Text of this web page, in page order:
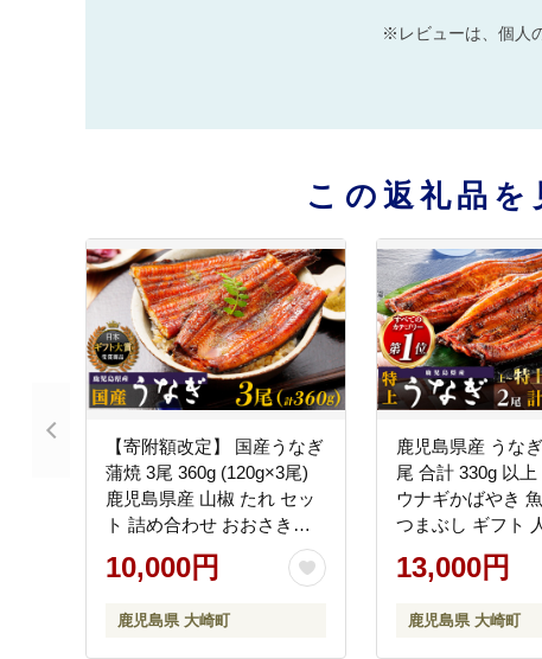
※レビューは、個人
この返礼品
【寄附額改定】 国産うなぎ
蒲焼 3尾 360g (120g×3尾)
鹿児島県産 山椒 たれ セッ
ト 詰め合わせ おおさき町
鰻加工組合 ウナギ 鰻 大隅
半島 大崎町
10,000円
鹿児島県 大崎町
鹿児島県産 うな
尾 合計 330g 以上
ウナギかばやき 魚 海鮮 ひ
つまぶし ギフト
すめ 大崎町 大隅
13,000円
鹿児島県 大崎町